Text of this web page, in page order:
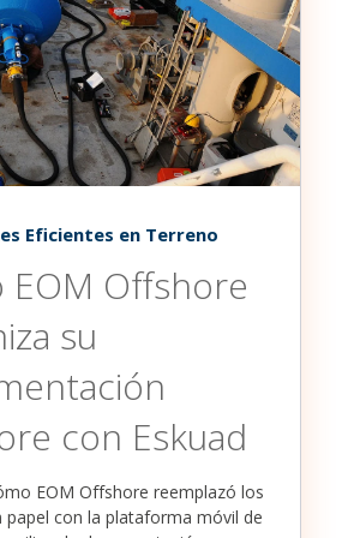
Eficientes en Terreno
EOM Offshore
su
con Eskuad
EOM Offshore reemplazó los
papel con la plataforma móvil de